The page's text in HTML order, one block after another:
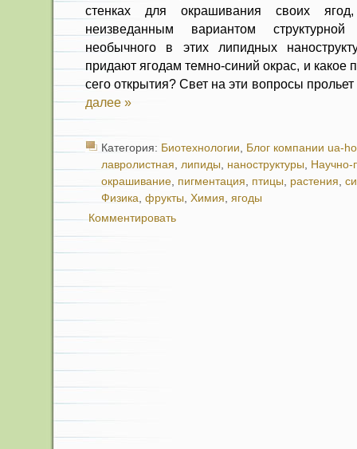
стенках для окрашивания своих
неизведанным вариантом
необычного в этих липидных
придают ягодам темно-синий окрас, и какое
сего открытия? Свет на эти вопросы
далее »
Категория: Биотехнологии, Блог компании ua-
лавролистная, липиды, наноструктуры, Научно-
окрашивание, пигментация, птицы, растения,
Физика, фрукты, Химия, ягоды
Комментировать